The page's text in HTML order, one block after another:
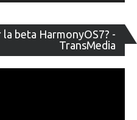
la beta HarmonyOS7? -
TransMedia
de